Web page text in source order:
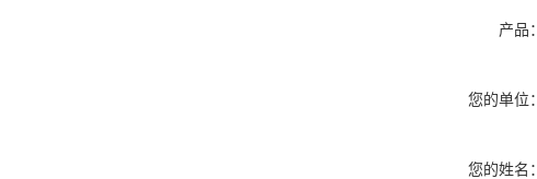
产品：
您的单位：
您的姓名：